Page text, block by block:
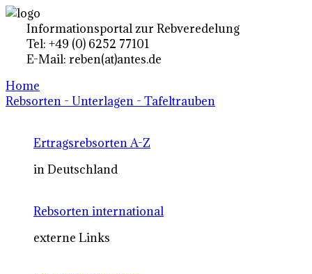
Informationsportal zur Rebveredelung
Tel: +49 (0) 6252 77101
E-Mail: reben(at)antes.de
Home
Rebsorten - Unterlagen - Tafeltrauben
Ertragsrebsorten A-Z
in Deutschland
Rebsorten international
externe Links